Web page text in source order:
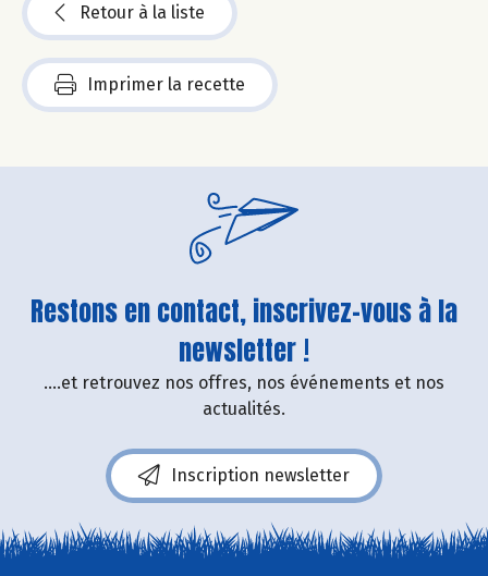
Retour à la liste
Imprimer la recette
Restons en contact, inscrivez-vous à la
newsletter !
....et retrouvez nos offres, nos événements et nos
actualités.
Inscription newsletter